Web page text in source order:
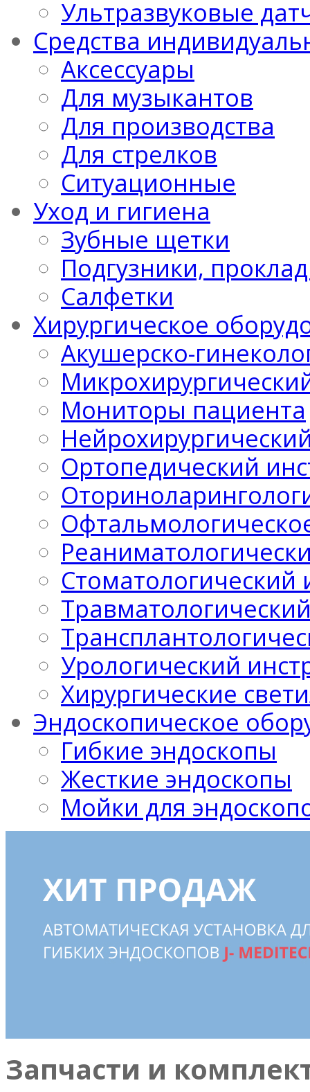
Ультразвуковые
Средства
Аксессуары
Для музыкантов
Для производства
Для стрелков
Ситуационные
Уход и гигиена
Зубные щетки
Подгузники,
Салфетки
Хирургическое
Акушерско-
Мониторы пациента
Ортопедический
Стоматологический
Урологический
Хирургические
Эндоскопическое
Гибкие эндоскопы
Жесткие эндоскопы
Мойки для
Запчасти и